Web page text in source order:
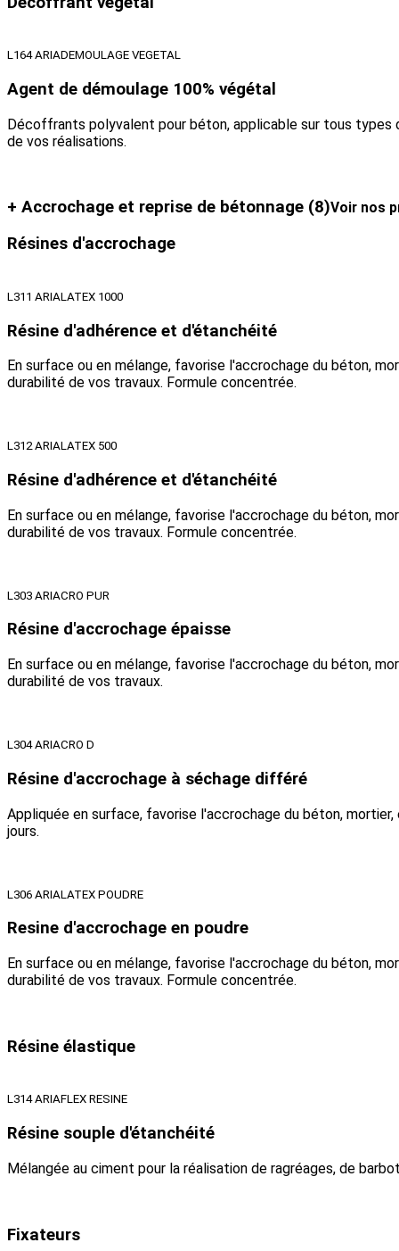
L164 ARIADEMOULAGE VEGETAL
Agent de démoulage 100% végétal
Décoffrants polyvalent pour béton, applicable sur tous
de vos réalisations.
+ Accrochage et reprise de bétonnage (8)Voir nos
Résines d'accrochage
L311 ARIALATEX 1000
Résine d'adhérence et d'étanchéité
En surface ou en mélange, favorise l'accrochage du béton,
durabilité de vos travaux. Formule concentrée.
L312 ARIALATEX 500
Résine d'adhérence et d'étanchéité
En surface ou en mélange, favorise l'accrochage du béton,
durabilité de vos travaux. Formule concentrée.
L303 ARIACRO PUR
Résine d'accrochage épaisse
En surface ou en mélange, favorise l'accrochage du béton,
durabilité de vos travaux.
L304 ARIACRO D
Résine d'accrochage à séchage différé
Appliquée en surface, favorise l'accrochage du béton,
jours.
L306 ARIALATEX POUDRE
Resine d'accrochage en poudre
En surface ou en mélange, favorise l'accrochage du béton,
durabilité de vos travaux. Formule concentrée.
Résine élastique
L314 ARIAFLEX RESINE
Résine souple d'étanchéité
Mélangée au ciment pour la réalisation de ragréages, de
Fixateurs